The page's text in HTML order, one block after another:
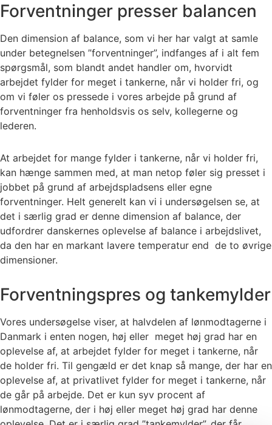
Forventninger presser balancen
Den dimension af balance, som vi her har valgt at samle
under betegnelsen ”forventninger”, indfanges af i alt fem
spørgsmål, som blandt andet handler om, hvorvidt
arbejdet fylder for meget i tankerne, når vi holder fri, og
om vi føler os pressede i vores arbejde på grund af
forventninger fra henholdsvis os selv, kollegerne og
lederen.
At arbejdet for mange fylder i tankerne, når vi holder fri,
kan hænge sammen med, at man netop føler sig presset i
jobbet på grund af arbejdspladsens eller egne
forventninger. Helt generelt kan vi i undersøgelsen se, at
det i særlig grad er denne dimension af balance, der
udfordrer danskernes oplevelse af balance i arbejdslivet,
da den har en markant lavere temperatur end de to øvrige
dimensioner.
Forventningspres og tankemylder
Vores undersøgelse viser, at halvdelen af lønmodtagerne i
Danmark i enten nogen, høj eller meget høj grad har en
oplevelse af, at arbejdet fylder for meget i tankerne, når
de holder fri. Til gengæld er det knap så mange, der har en
oplevelse af, at privatlivet fylder for meget i tankerne, når
de går på arbejde. Det er kun syv procent af
lønmodtagerne, der i høj eller meget høj grad har denne